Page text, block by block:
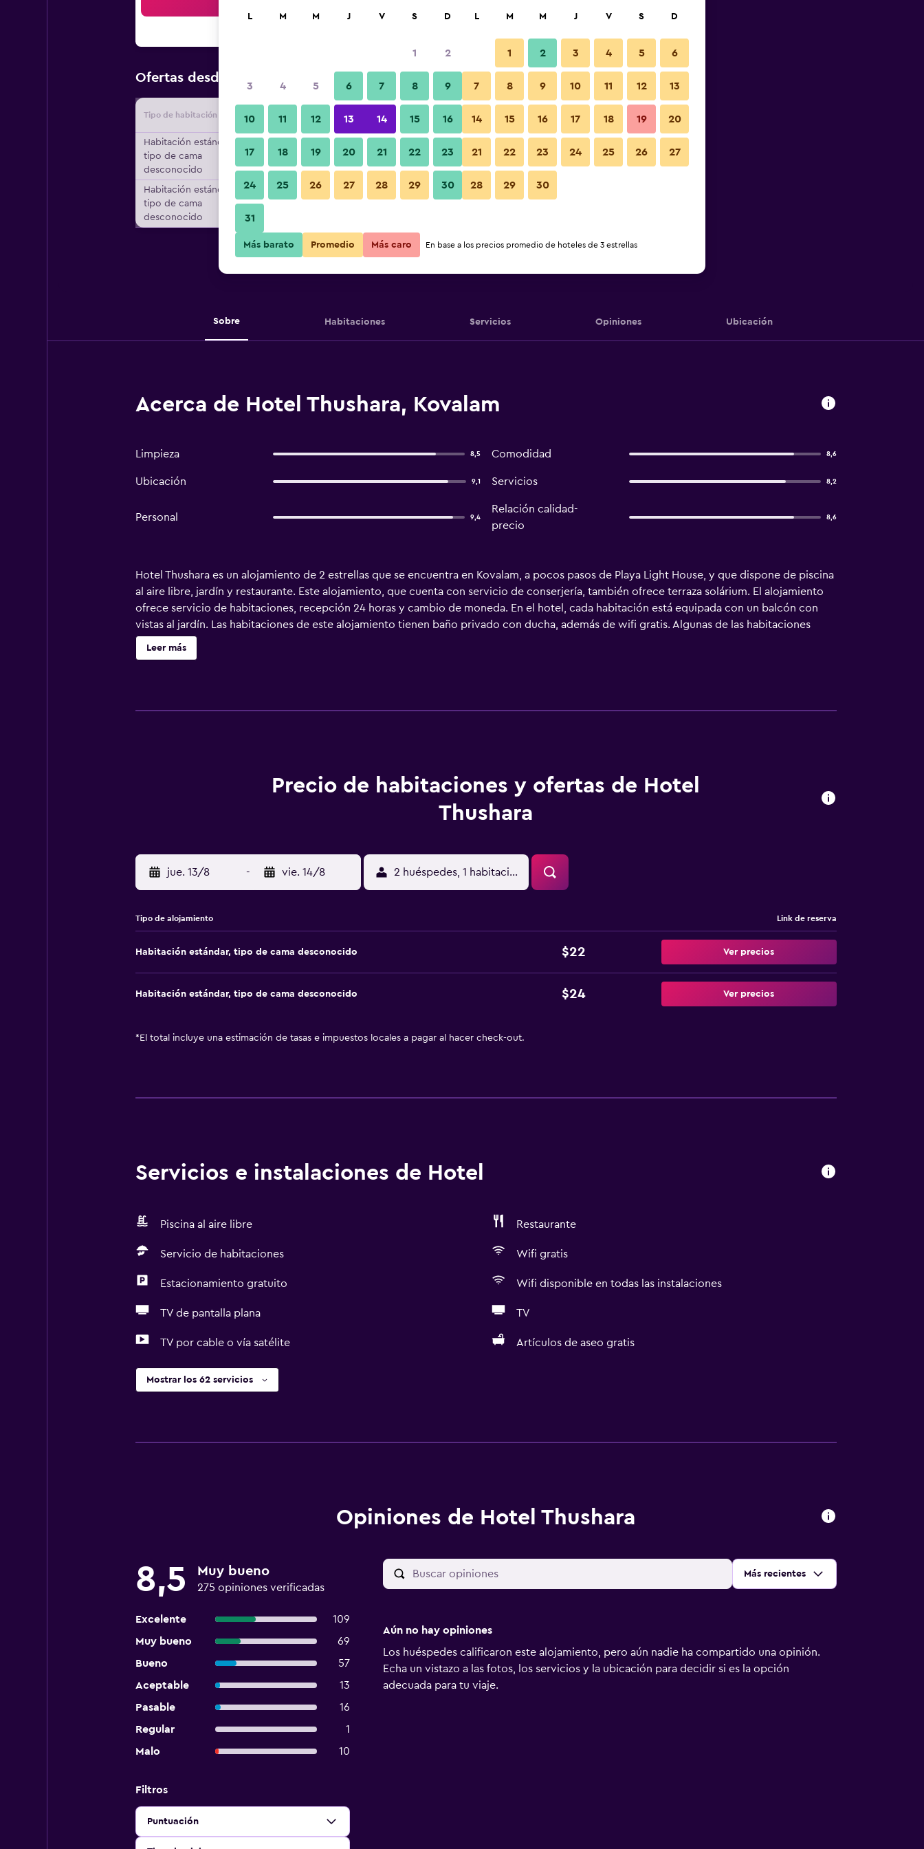
Ofertas desde Oferta más barata de precio por noche
Tipo de habitación Proveedor Total noche
Habitación estándar,
tipo de cama
desconocido
$22 Ver oferta
Habitación estándar,
tipo de cama
desconocido
Sobre Habitaciones Servicios Opiniones Ubicación
Acerca de Hotel Thushara, Kovalam
Limpieza 8,5 Comodidad 8,6
Ubicación 9,1 Servicios 8,2
Personal 9,4
Relación calidad-
precio
8,6
Hotel Thushara es un alojamiento de 2 estrellas que se encuentra en Kovalam, a pocos pasos de Playa Light House, y que dispone de piscina
al aire libre, jardín y restaurante. Este alojamiento, que cuenta con servicio de conserjería, también ofrece terraza solárium. El alojamiento
ofrece servicio de habitaciones, recepción 24 horas y cambio de moneda. En el hotel, cada habitación está equipada con un balcón con
vistas al jardín. Las habitaciones de este alojamiento tienen baño privado con ducha, además de wifi gratis. Algunas de las habitaciones
están equipadas con vistas a la piscina. Las habitaciones incluyen armario. Hay opciones a la carta o continentales de desayuno disponibles
en Hotel Thushara. Cerca del alojamiento hay puntos de interés como Vizhinjam Lighthouse, Vizhinjam Marine Aquarium y
Leer más
Precio de habitaciones y ofertas de Hotel
Thushara
jue. 13/8 - vie. 14/8 2 huéspedes, 1 habitación
Tipo de alojamiento Link de reserva
Habitación estándar, tipo de cama desconocido $22 Ver precios
Habitación estándar, tipo de cama desconocido $24 Ver precios
* El total incluye una estimación de tasas e impuestos locales a pagar al hacer check-out.
Servicios e instalaciones de Hotel
Piscina al aire libre Restaurante
Servicio de habitaciones Wifi gratis
Estacionamiento gratuito Wifi disponible en todas las instalaciones
TV de pantalla plana TV
TV por cable o vía satélite Artículos de aseo gratis
Mostrar los 62 servicios
Opiniones de Hotel Thushara
8,5 Muy bueno
275 opiniones verificadas
Excelente
109
Muy bueno
69
Bueno
57
Aceptable
13
Pasable
16
Regular
1
Malo
10
Ordenar por:
Más recientes
Filtros
Puntuación
Aún no hay opiniones
Los huéspedes calificaron este alojamiento, pero aún nadie ha compartido una opinión.
Echa un vistazo a las fotos, los servicios y la ubicación para decidir si es la opción
adecuada para tu viaje.
L M M J V S D
1 2
3 4 5 6 7 8 9
10 11 12 13 14 15 16
17 18 19 20 21 22 23
24 25 26 27 28 29 30
31
L M M J V S D
1 2 3 4 5 6
7 8 9 10 11 12 13
14 15 16 17 18 19 20
21 22 23 24 25 26 27
28 29 30
Más barato Promedio Más caro En base a los precios promedio de hoteles de 3 estrellas